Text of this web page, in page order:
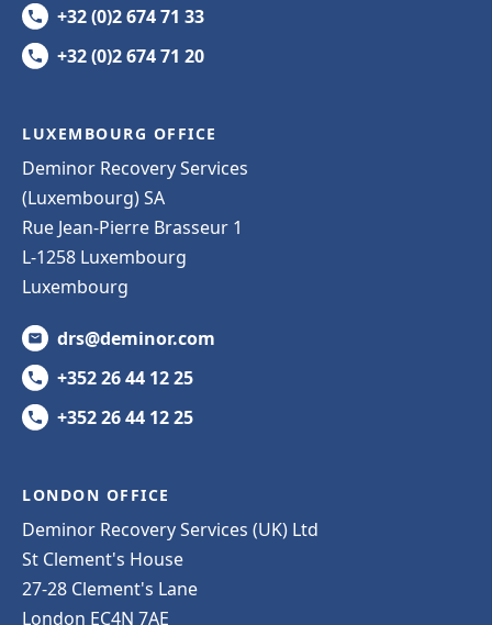
+32 (0)2 674 71 33
+32 (0)2 674 71 20
LUXEMBOURG OFFICE
Deminor Recovery Services
(Luxembourg) SA
Rue Jean-Pierre Brasseur 1
L-1258 Luxembourg
Luxembourg
drs@deminor.com
+352 26 44 12 25
+352 26 44 12 25
LONDON OFFICE
Deminor Recovery Services (UK) Ltd
St Clement's House
27-28 Clement's Lane
London EC4N 7AE